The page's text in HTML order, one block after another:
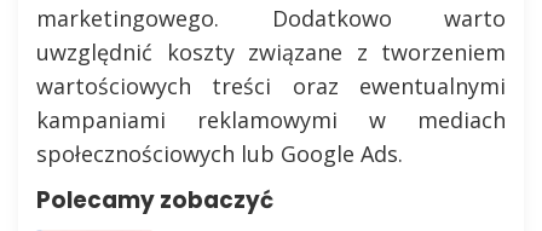
marketingowego. Dodatkowo warto
uwzględnić koszty związane z tworzeniem
wartościowych treści oraz ewentualnymi
kampaniami reklamowymi w mediach
społecznościowych lub Google Ads.
Polecamy zobaczyć